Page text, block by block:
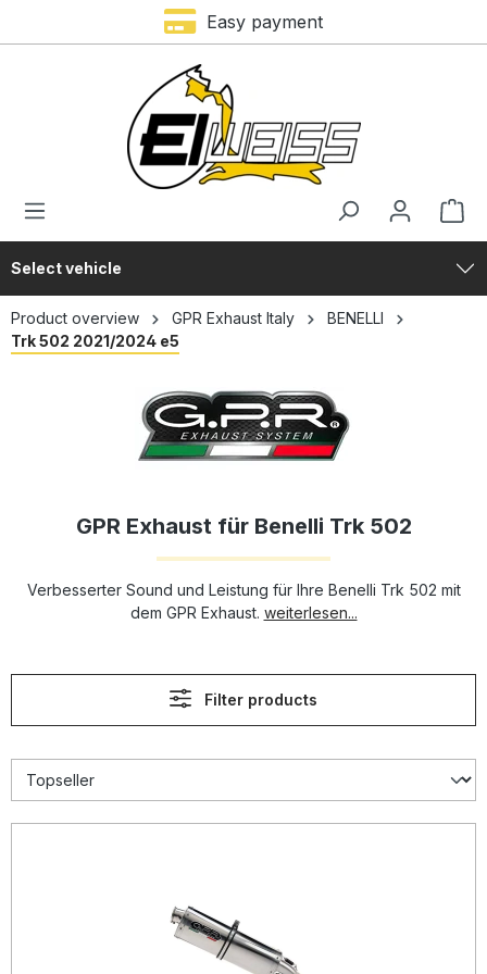
Easy payment
Select vehicle
Product overview GPR Exhaust Italy
BENELLI
Trk 502 2021/2024 e5
GPR Exhaust für Benelli Trk 502
Verbesserter Sound und Leistung für Ihre Benelli Trk 502 mit
dem GPR Exhaust. weiterlesen...
Filter products